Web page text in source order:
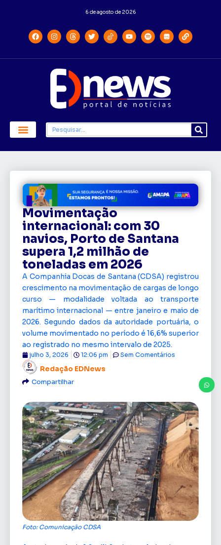
6 de agosto de 2026
Movimentação
internacional: com 30
navios, Porto de Santana
supera 1,2 milhão de
toneladas em 2026
A Companhia Docas de Santana (CDSA) registrou
crescimento na movimentação de cargas de longo
curso — modalidade voltada ao transporte
marítimo internacional — entre janeiro e maio de
2026. Segundo dados da autoridade portuária, o
volume movimentado no período é 16,6% superior
ao registrado no mesmo intervalo de 2025.
Redação EDNews
julho 3, 2026 12:06 pm Sem Comentários
Compartilhar
Foto: Comunicação CDSA